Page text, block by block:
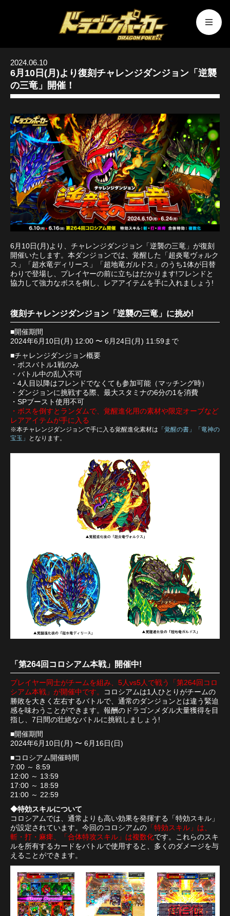
2024.06.10
6月10日(月)より復刻チャレンジダンジョン「逆襲
の三竜」開催！
6月10日(月)より、チャレンジダンジョン「逆襲の三竜」が復刻
開催いたします。本ダンジョンでは、覚醒した「超炎竜ヴォルク
ス」「超水竜ディリース」「超地竜ガルドス」のうち1体が日替
わりで登場し、プレイヤーの前に立ちはだかります!フレンドと
協力して強力なボスを倒し、レアアイテムを手に入れましょう!
復刻チャレンジダンジョン「逆襲の三竜」に挑め!
■開催期間
2024年6月10日(月) 12:00 〜 6月24日(月) 11:59まで
■チャレンジダンジョン概要
・ボスバトル1戦のみ
・バトル中の乱入不可
・4人目以降はフレンドでなくても参加可能（マッチング時）
・ダンジョンに挑戦する際、最大スタミナの6分の1を消費
・SPブースト使用不可
・ボスを倒すとランダムで、覚醒進化用の素材や限定オーブなど
レアアイテムが手に入る
※本チャレンジダンジョンで手に入る覚醒進化素材は 「覚醒の書」「竜神の
宝玉」
となります。
「第264回コロシアム本戦」開催中!
プレイヤー同士がチームを組み、5人vs5人で戦う「第264回コロ
シアム本戦」が開催中です。
コロシアムは1人ひとりがチームの
勝敗を大きく左右するバトルで、通常のダンジョンとは違う緊迫
感を味わうことができます。報酬のドラゴンメダル大量獲得を目
指し、7日間の壮絶なバトルに挑戦しましょう!
■開催期間
2024年6月10日(月) 〜 6月16日(日)
■コロシアム開催時間
7:00 ～ 8:59
12:00 ～ 13:59
17:00 ～ 18:59
21:00 ～ 22:59
◆特効スキルについて
コロシアムでは、通常よりも高い効果を発揮する「特効スキル」
が設定されています。今回のコロシアムの 「特効スキル」は、
斬・打・麻痺、「合体特攻スキル」は複数化です。これらのスキ
ルを所有するカードをバトルで使用すると、多くのダメージを与
えることができます。